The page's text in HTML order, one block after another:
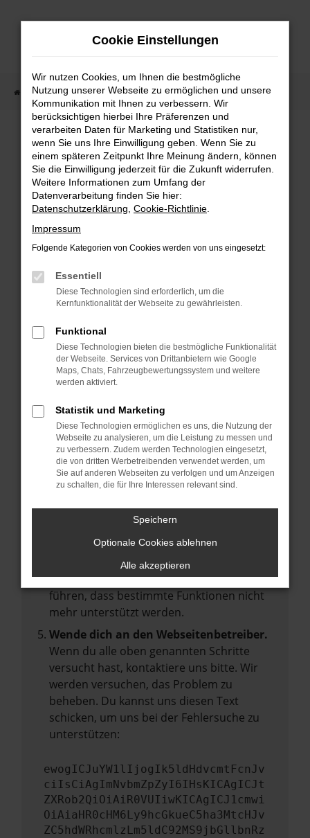
Zum
Startseite Fahrzeugangebote Fahrzeugmarkt
Fahrzeugmarkt
Fehler: Network Error
Beim Laden ist ein Fehler aufgetreten.
Hier sind ein paar Tipps, die dir helfen können:
Überprüfe deine Firewall und deine
Internetverbindung.
deine Suchmaschine?
Prüfe deine Browsererweiterungen.
Manche Erweiterungen, wie Werbeblocker,
können das Laden bestimmter Seiten
anderen Browser oder in einem privaten
Fenster?
Starte dein Gerät neu.
Das kann manchmal helfen,
vorübergehende Probleme zu beheben.
Stelle sicher, dass dein Browser und dein
Betriebssystem auf dem neuesten Stand
Veraltete Software birgt nicht nur ein
Sicherheitsrisiko, sondern kann auch dazu
führen, dass bestimmte Funktionen nicht
mehr unterstützt werden.
Wende dich an den Webseitenbetreiber.
Wenn du alle oben genannten Schritte
versucht hast, kontaktiere uns bitte. Wir
werden versuchen, das Problem zu
beheben. Du kannst uns diesen Text
schicken, um uns bei der Fehlersuche zu
unterstützen:
ewogICJuYW1lIjogIk5ldHdvcmtFcnJv
ciIsCiAgImNvbmZpZyI6IHsKICAgICJt
ZXRob2QiOiAiR0VUIiwKICAgICJ1cmwi
OiAiaHR0cHM6Ly9hcGkueC5ha3MtcHJv
ZC5hdWRhcmlzLm5ldC92MS9jbGllbnRz
Cookie Einstellungen
Wir nutzen Cookies, um Ihnen die bestmögliche
Nutzung unserer Webseite zu ermöglichen und unsere
Kommunikation mit Ihnen zu verbessern. Wir
berücksichtigen hierbei Ihre Präferenzen und
verarbeiten Daten für Marketing und Statistiken nur,
wenn Sie uns Ihre Einwilligung geben. Wenn Sie zu
einem späteren Zeitpunkt Ihre Meinung ändern, können
Sie die Einwilligung jederzeit für die Zukunft widerrufen.
Weitere Informationen zum Umfang der
Datenverarbeitung finden Sie hier:
Datenschutzerklärung Cookie-Richtlinie
Impressum
Folgende Kategorien von Cookies werden von uns eingesetzt:
Essentiell
Diese Technologien sind erforderlich, um die
Kernfunktionalität der Webseite zu gewährleisten.
Funktional
Diese Technologien bieten die bestmögliche Funktionalität
der Webseite. Services von Drittanbietern wie Google
Maps, Chats, Fahrzeugbewertungssystem und weitere
werden aktiviert.
Statistik und Marketing
Diese Technologien ermöglichen es uns, die Nutzung der
Webseite zu analysieren, um die Leistung zu messen und
zu verbessern. Zudem werden Technologien eingesetzt,
die von dritten Werbetreibenden verwendet werden, um
Sie auf anderen Webseiten zu verfolgen und um Anzeigen
zu schalten, die für Ihre Interessen relevant sind.
Speichern
Optionale Cookies ablehnen
Alle akzeptieren